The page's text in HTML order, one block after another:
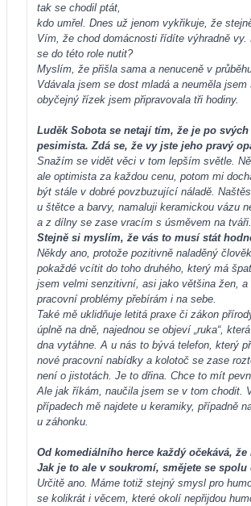
tak se chodil ptát,
kdo umřel. Dnes už jenom vykřikuje, že
Vím, že chod domácnosti řídíte výhradně vy.
se do této role nutit?
Myslím, že přišla sama a nenuceně v
Vdávala jsem se dost mladá a neuměla
obyčejný řízek jsem připravovala tři hodiny.
Luděk Sobota se netají tím, že je po
pesimista. Zdá se, že vy jste jeho pravý
Snažím se vidět věci v tom lepším světle.
ale optimista za každou cenu, potom mi
být stále v dobré povzbuzující náladě.
u štětce a barvy, namaluji keramickou vázu
a z dílny se zase vracím s úsměvem na tváři.
Stejně si myslím, že vás to musí stát
Někdy ano, protože pozitivně naladěný
pokaždé vcítit do toho druhého, který má
jsem velmi senzitivní, asi jako většina žen, a
pracovní problémy přebírám i na sebe.
Také mě uklidňuje letitá praxe či zákon
úplně na dně, najednou se objeví „ruka“,
dna vytáhne. A u nás to bývá telefon, který
nové pracovní nabídky a kolotoč se zase
není o jistotách. Je to dřina. Chce to mít
Ale jak říkám, naučila jsem se v tom chodit.
případech mě najdete u keramiky, případně
u záhonku.
Od komediálního herce každý očekává, že
Jak je to ale v soukromí, smějete se spolu
Určitě ano. Máme totiž stejný smysl pro
se kolikrát i věcem, které okolí nepřijdou